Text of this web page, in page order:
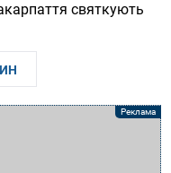
святкують